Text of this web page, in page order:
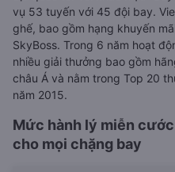
vụ 53 tuyến với 45 đội bay.
ghế, bao gồm hạng khuyến
SkyBoss. Trong 6 năm hoạt
nhiều giải thưởng bao gồm
châu Á và nằm trong Top 20
năm 2015.
Mức hành lý miễn
cho mọi chặng bay